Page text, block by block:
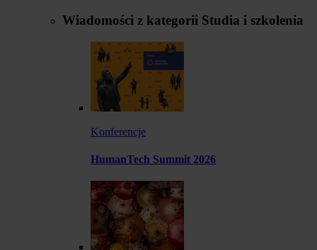
Wiadomości z kategorii Studia i szkolenia
Konferencje
HumanTech Summit 2026